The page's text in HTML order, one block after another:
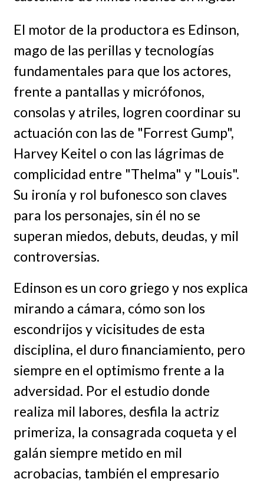
El motor de la productora es Edinson,
mago de las perillas y tecnologías
fundamentales para que los actores,
frente a pantallas y micrófonos,
consolas y atriles, logren coordinar su
actuación con las de "Forrest Gump",
Harvey Keitel o con las lágrimas de
complicidad entre "Thelma" y "Louis".
Su ironía y rol bufonesco son claves
para los personajes, sin él no se
superan miedos, debuts, deudas, y mil
controversias.
Edinson es un coro griego y nos explica
mirando a cámara, cómo son los
escondrijos y vicisitudes de esta
disciplina, el duro financiamiento, pero
siempre en el optimismo frente a la
adversidad. Por el estudio donde
realiza mil labores, desfila la actriz
primeriza, la consagrada coqueta y el
galán siempre metido en mil
acrobacias, también el empresario